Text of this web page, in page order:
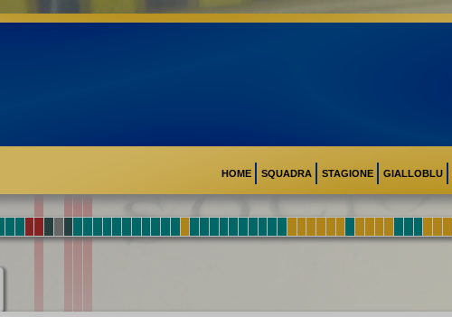
HOME SQUADRA STAGIONE GIALLOBLU